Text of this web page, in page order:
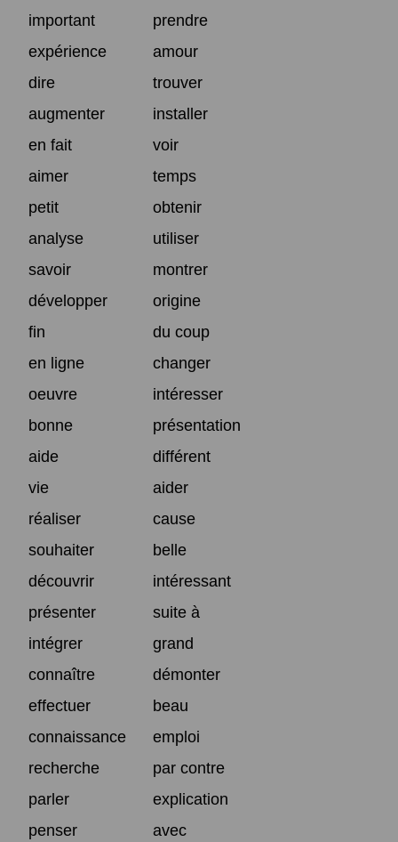
important
prendre
expérience
amour
dire
trouver
augmenter
installer
en fait
voir
aimer
temps
petit
obtenir
analyse
utiliser
savoir
montrer
développer
origine
fin
du coup
en ligne
changer
oeuvre
intéresser
bonne
présentation
aide
différent
vie
aider
réaliser
cause
souhaiter
belle
découvrir
intéressant
présenter
suite à
intégrer
grand
connaître
démonter
effectuer
beau
connaissance
emploi
recherche
par contre
parler
explication
penser
avec